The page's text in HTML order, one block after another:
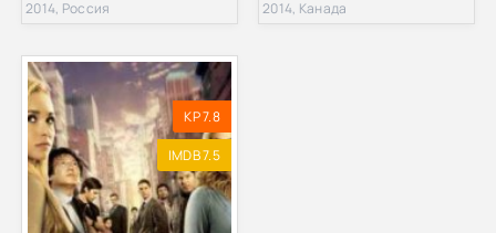
2014, Россия 2014, Канада
KP 7.8
IMDB 7.5